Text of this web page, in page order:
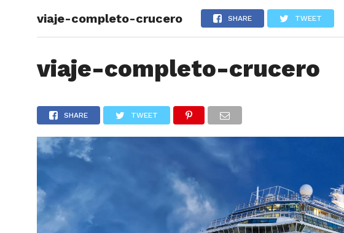
ARTÍCULOS REVIEWS
viaje-completo-crucero SHARE TWEET
viaje-completo-crucero
SHARE TWEET